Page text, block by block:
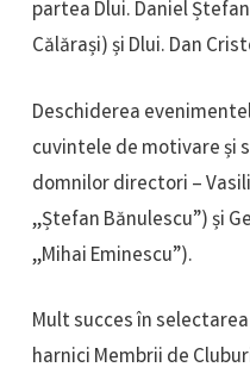
partea Dlui. Daniel
Călărași) și Dlui. Dan
Deschiderea
cuvintele de motivare și
domnilor directori –
,,Ștefan Bănulescu”) și
,,Mihai Eminescu”).
Mult succes în
harnici Membrii de